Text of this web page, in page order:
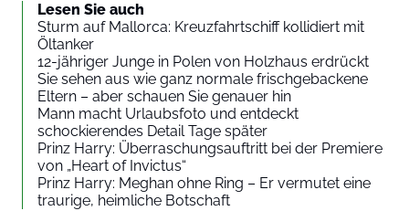
Lesen Sie auch
Sturm auf Mallorca: Kreuzfahrtschiff kollidiert mit
Öltanker
12-jähriger Junge in Polen von Holzhaus erdrückt
Sie sehen aus wie ganz normale frischgebackene
Eltern – aber schauen Sie genauer hin
Mann macht Urlaubsfoto und entdeckt
schockierendes Detail Tage später
Prinz Harry: Überraschungsauftritt bei der Premiere
von „Heart of Invictus“
Prinz Harry: Meghan ohne Ring – Er vermutet eine
traurige, heimliche Botschaft